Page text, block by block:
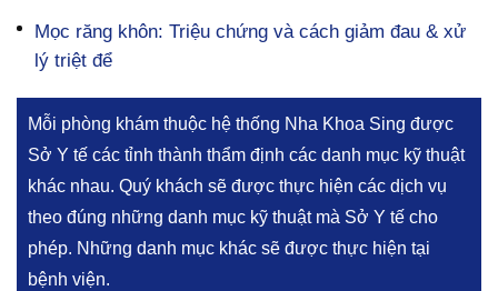
Mọc răng khôn: Triệu chứng và cách giảm đau & xử
lý triệt để
Mỗi phòng khám thuộc hệ thống Nha Khoa Sing được
Sở Y tế các tỉnh thành thẩm định các danh mục kỹ thuật
khác nhau. Quý khách sẽ được thực hiện các dịch vụ
theo đúng những danh mục kỹ thuật mà Sở Y tế cho
phép. Những danh mục khác sẽ được thực hiện tại
bệnh viện.